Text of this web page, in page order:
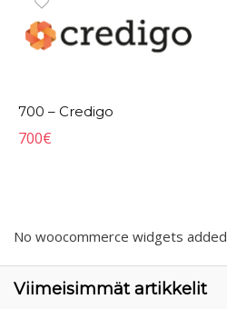
700 – Credigo
700€
No woocommerce widgets added
Viimeisimmät artikkelit